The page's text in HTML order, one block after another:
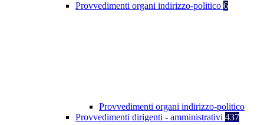
Provvedimenti organi indirizzo-politico 6
Provvedimenti organi indirizzo-politico
Provvedimenti dirigenti - amministrativi 437